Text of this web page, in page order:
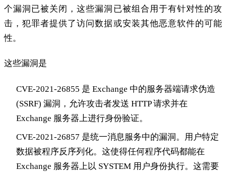
个漏洞已被关闭，这些漏洞已被组合用于有针对性的攻
击，犯罪者提供了访问数据或安装其他恶意软件的可能
性。
这些漏洞是
CVE-2021-26855 是 Exchange 中的服务器端请求伪造
(SSRF) 漏洞，允许攻击者发送 HTTP 请求并在
Exchange 服务器上进行身份验证。
CVE-2021-26857 是统一消息服务中的漏洞。用户特定
数据被程序反序列化。这使得任何程序代码都能在
Exchange 服务器上以 SYSTEM 用户身份执行。这需要